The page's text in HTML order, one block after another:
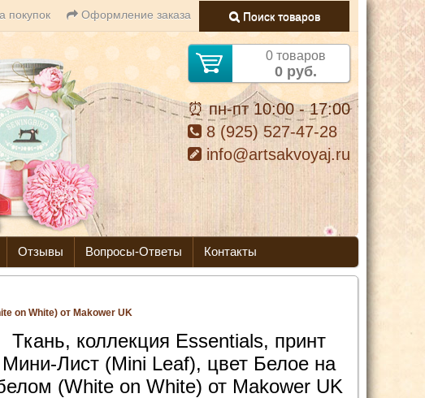
покупок Оформление заказа Поиск товаров
0 товаров
0 руб.
⏰ пн-пт 10:00 - 17:00
8 (925) 527-47-28
info@artsakvoyaj.ru
Отзывы Вопросы-Ответы Контакты
on White) от Makower UK
Ткань, коллекция Essentials, принт
Мини-Лист (Mini Leaf), цвет Белое на
(White on White) от Makower UK